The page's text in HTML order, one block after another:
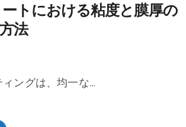
トにおける粘度と膜厚の
法
ィングは、均一な...